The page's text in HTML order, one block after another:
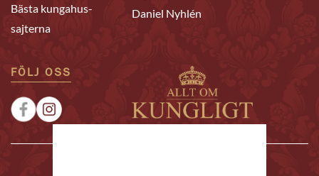
Bästa kungahus-
sajterna
Daniel Nyhlén
FÖLJ OSS